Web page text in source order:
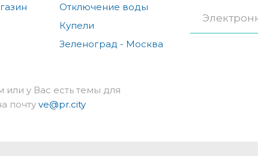
Отключение воды
Купели
Зеленоград - Москва
или у Вас есть темы для
почту ve@pr.city